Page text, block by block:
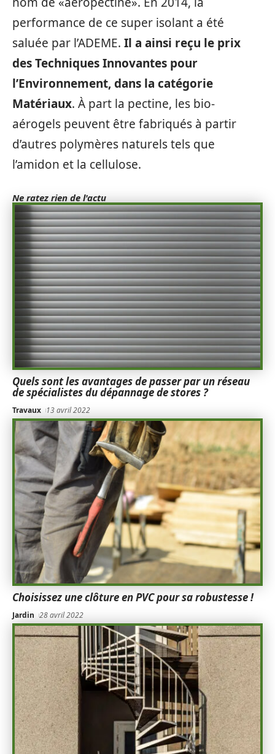
performance de ce super isolant a été
saluée par l’ADEME. Il a ainsi reçu le prix
des Techniques Innovantes pour
l’Environnement, dans la catégorie
Matériaux. À part la pectine, les bio-
aérogels peuvent être fabriqués à partir
d’autres polymères naturels tels que
l’amidon et la cellulose.
Ne ratez rien de l'actu
Quels sont les avantages de passer par un réseau
de spécialistes du dépannage de stores ?
Travaux 13 avril 2022
Choisissez une clôture en PVC pour sa robustesse !
Jardin 28 avril 2022